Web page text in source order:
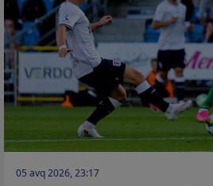
05 avq 2026, 23:17